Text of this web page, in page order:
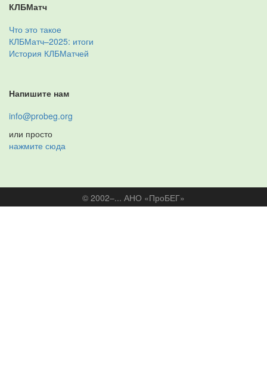
КЛБМатч
Что это такое
КЛБМатч–2025: итоги
История КЛБМатчей
Напишите нам
info@probeg.org
или просто
нажмите сюда
© 2002–... АНО «ПроБЕГ»